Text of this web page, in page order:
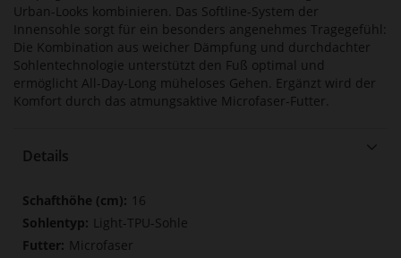
Urban-Looks kombinieren. Das Softline-System der
Innensohle sorgt für ein besonders angenehmes Tragegefühl:
Die Kombination aus weicher Dämpfung und durchdachter
Sohlentechnologie unterstützt den Fuß optimal und
ermöglicht All-Day-Long müheloses Gehen. Ergänzt wird der
Komfort durch das atmungsaktive Microfaser-Futter.
Details
Mehr
Informationen
16
Light-TPU-Sohle
Microfaser